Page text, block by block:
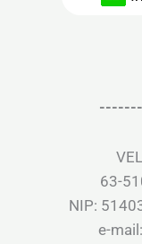
63-
NIP:
e-